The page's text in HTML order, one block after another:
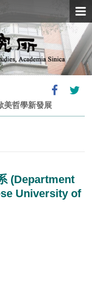
美哲學新發展
(Department
University of